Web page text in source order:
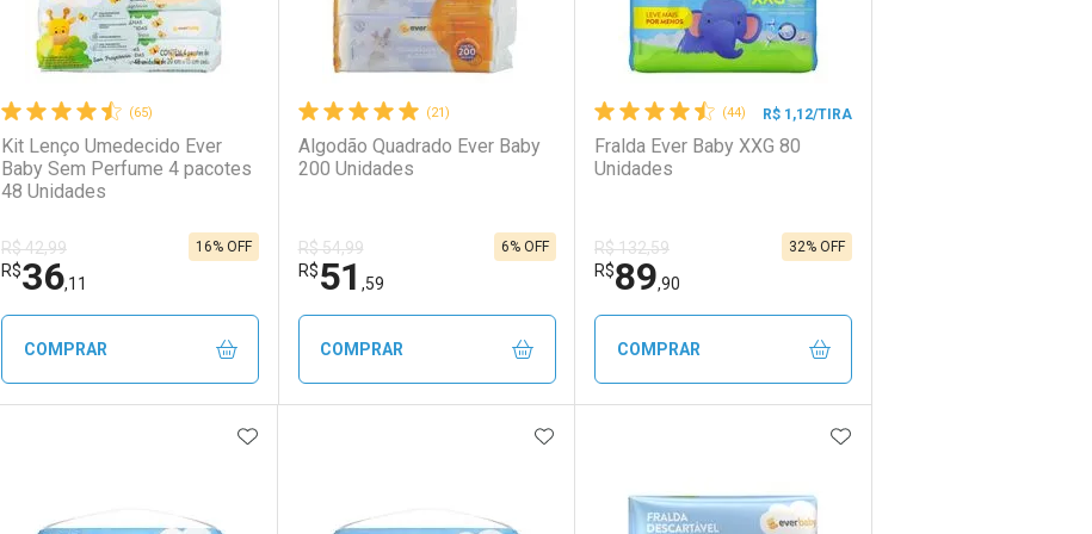
(65)
Kit Lenço Umedecido Ever
Baby Sem Perfume 4 pacotes
48 Unidades
R$ 42,99
R$36,11
16% OFF
COMPRAR
FECHAR
FECHAR
(21)
Algodão Quadrado Ever Baby
200 Unidades
R$ 54,99
R$51 ,59
6% OFF
COMPRAR
FECHAR
FECHAR
(44) R$ 1,12/TIRA
Fralda Ever Baby XXG 80
Unidades
R$ 132,59
R$89,90
32% OFF
COMPRAR
FECHAR
Laboratório
FECHAR
Por Menos
ADICIONAR AOS FAVORITOS ADICIONAR AOS FAVORITOS ADICIONAR AOS